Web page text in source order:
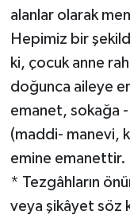
alanlar olarak
Hepimiz bir
ki, çocuk anne
doğunca aileye
emanet, sokağa -
(maddi- manevi,
emine emanettir.
* Tezgâhların
veya şikâyet söz